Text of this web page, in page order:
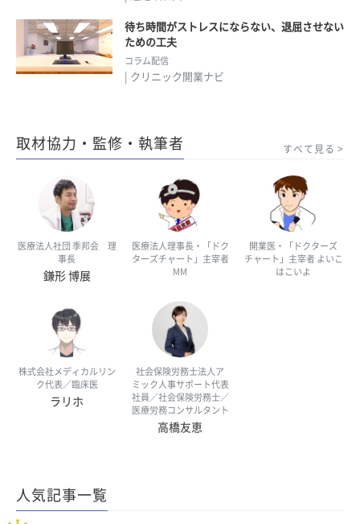
待ち時間がストレスにならない、退屈させない
ための工夫
コラム配信
| クリニック開業ナビ
取材協力・監修・執筆者 すべて見る
医療法人社団 季邦会 理
事長
鎌形 博展
医療法人理事長・「ドク
ターズチャート」主宰者
MM
開業医・「ドクターズ
チャート」主宰者 よいこ
はこいよ
株式会社メディカルリン
ク代表／臨床医
ラリホ
社会保険労務士法人ア
ミック人事サポート代表
社員／社会保険労務士／
医療労務コンサルタント
高橋友恵
人気記事一覧